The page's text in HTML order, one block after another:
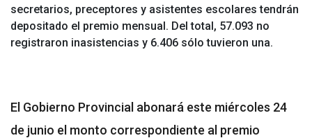
secretarios, preceptores y asistentes escolares tendrán
depositado el premio mensual. Del total, 57.093 no
registraron inasistencias y 6.406 sólo tuvieron una.
El Gobierno Provincial abonará este miércoles 24
de junio el monto correspondiente al premio